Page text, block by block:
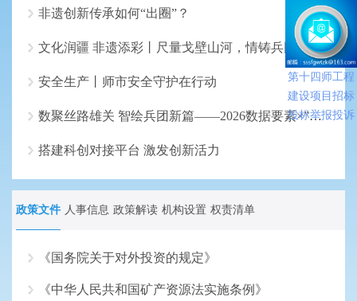
第十四师工程
建设项目招标
投标举报投诉
非遗创新传承如何“出圈”？
文化润疆 非遗添彩丨尺量戈壁山河，情铸兵团伟业
安全生产丨师市安全守护在行动
数聚丝路雄关 智绘兵团新篇——2026数据要素×”大赛兵团分赛初赛即将鸣锣
搭建科创对接平台 激发创新活力
政策文件 人事信息 政策解读 机构设置 权责清单
《国务院关于对外投资的规定》
《中华人民共和国矿产资源法实施条例》